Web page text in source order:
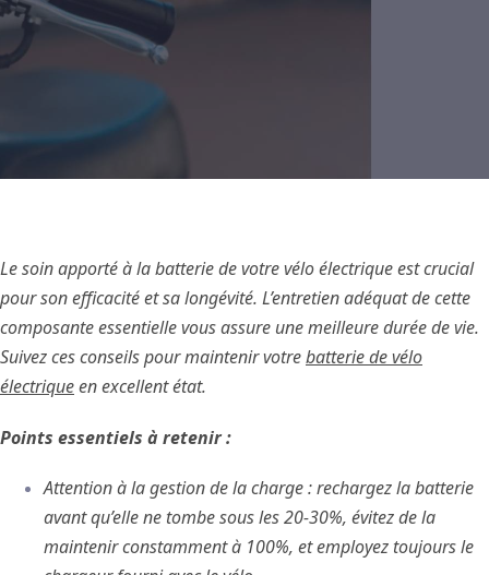
Le soin apporté à la batterie de votre vélo électrique est crucial
pour son efficacité et sa longévité. L’entretien adéquat de cette
composante essentielle vous assure une meilleure durée de vie.
Suivez ces conseils pour maintenir votrebatterie de vélo
électriqueen excellent état.
Points essentiels à retenir :
Attention à la gestion de la charge : rechargez la batterie
avant qu’elle ne tombe sous les 20-30%, évitez de la
maintenir constamment à 100%, et employez toujours le